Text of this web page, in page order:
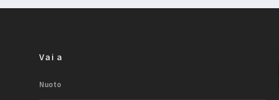
Vai a
Nuoto